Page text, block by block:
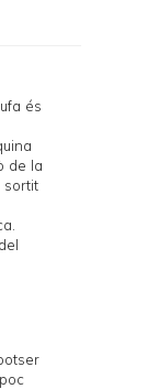
és
de la
sortit